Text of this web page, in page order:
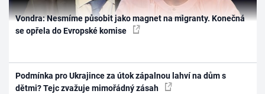
Vondra: Nesmíme působit jako magnet na migranty. Konečná
se opřela do Evropské komise
Podmínka pro Ukrajince za útok zápalnou lahví na dům s
dětmi? Tejc zvažuje mimořádný zásah